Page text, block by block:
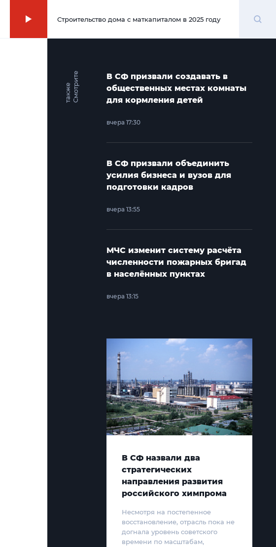
00:00
Строительство дома с маткапиталом в 2025 году
С
м
о
т
р и
т
е
т
а
к
ж
е
В СФ призвали создавать в
общественных местах комнаты
для кормления детей
вчера 17:30
В СФ призвали объединить
усилия бизнеса и вузов для
подготовки кадров
вчера 13:55
МЧС изменит систему расчёта
численности пожарных бригад
в населённых пунктах
вчера 13:15
В СФ назвали два
стратегических
направления развития
российского химпрома
Несмотря на постепенное
восстановление, отрасль пока не
догнала уровень советского
времени по масштабам,